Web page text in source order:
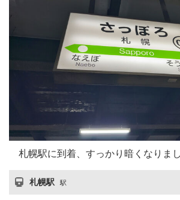
札幌駅に到着、すっかり暗くなりまし
札幌駅 駅